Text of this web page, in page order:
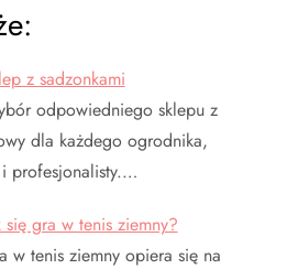
z sadzonkami
odpowiedniego sklepu z
dla każdego ogrodnika,
profesjonalisty.…
się gra w tenis ziemny?
w tenis ziemny opiera się na